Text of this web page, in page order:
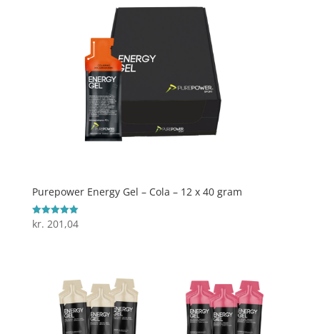
Purepower Energy Gel – Cola – 12 x 40 gram
Vurderet
5
kr. 201,04